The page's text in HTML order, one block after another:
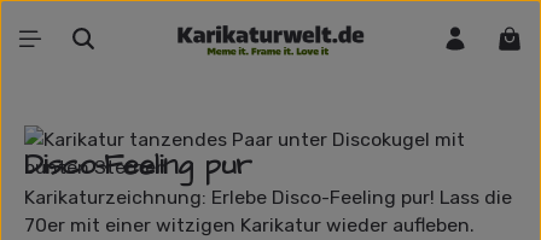
Zum Hauptinhalt springen
Bildergalerie überspringen
Disco-Feeling pur
Karikaturzeichnung: Erlebe Disco-Feeling pur! Lass die
70er mit einer witzigen Karikatur wieder aufleben.